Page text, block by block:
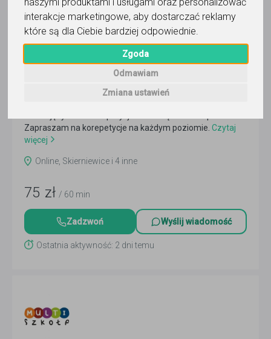
interakcje marketingowe, aby dostarczać reklamy
które są dla Ciebie bardziej odpowiednie
Zgoda
Odmawiam
Zmiana ustawień
Zapraszam na korepetycje na każdym poziomie. Czytaj
więcej
Online, Skierniewice i 4 inne
75 zł / 60 min
Zadzwoń Wyślij wiadomość
Ostatnia aktywność: 2 dni temu